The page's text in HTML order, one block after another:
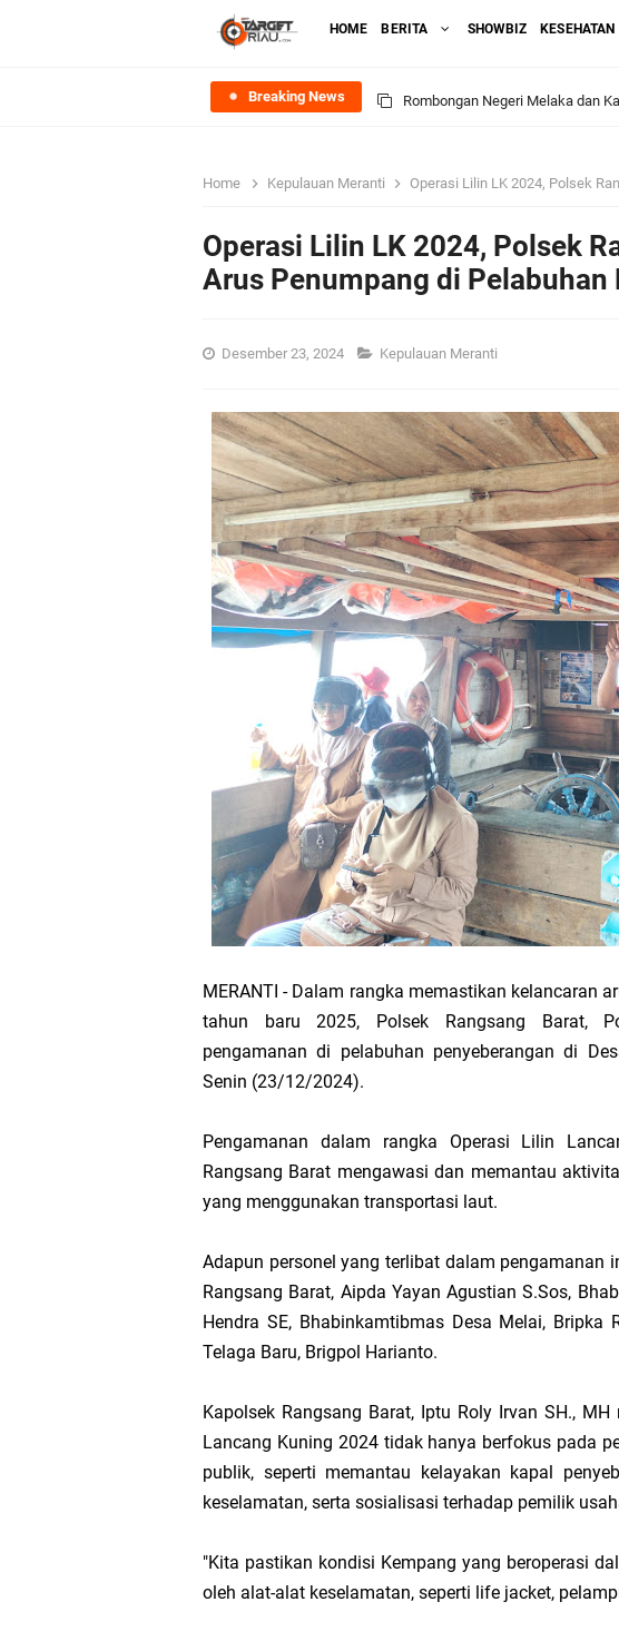
HOME BERITA SHOWBIZ KESEHATAN
Breaking News Rombongan Negeri Melaka dan
DPRD Kepulauan Meranti
PTPN IV Regional VI Kebun
Bupati Asmar Tegaskan MoU
Wacana Pemekaran Kembali
Baru
Bupati Asmar dan PLN UP3
Pemerintah Kabupaten
Pemkab Meranti dan Unilak
133 Personel Berprestasi
Pengurus PWI Kepulauan
Wabup Muzamil Bahas
Hak DBH
Hari Mangrove Sedunia, Yayasan
Audiensi Bupati Asmar Berbuah
Feni Utami Angkat Suara, Lagi-
Camat Pulau Merbau
Pelepasan TEP 2026 IPB
AKBP Gede Adi Pimpin Apel
Home Kepulauan Meranti Operasi Lilin LK 2024, Polsek Rangsang
Operasi Lilin LK 2024, Polsek
Arus Penumpang di Pelabuhan
Desember 23, 2024 Kepulauan Meranti
MERANTI - Dalam rangka memastikan kelancaran
tahun baru 2025, Polsek Rangsang Barat,
pengamanan di pelabuhan penyeberangan di
Senin (23/12/2024).
Pengamanan dalam rangka Operasi Lilin
Rangsang Barat mengawasi dan memantau
yang menggunakan transportasi laut.
Adapun personel yang terlibat dalam pengamanan
Rangsang Barat, Aipda Yayan Agustian S.Sos,
Hendra SE, Bhabinkamtibmas Desa Melai,
Telaga Baru, Brigpol Harianto.
Kapolsek Rangsang Barat, Iptu Roly Irvan SH.,
Lancang Kuning 2024 tidak hanya berfokus pada
publik, seperti memantau kelayakan kapal
keselamatan, serta sosialisasi terhadap pemilik
"Kita pastikan kondisi Kempang yang beroperasi
oleh alat-alat keselamatan, seperti life jacket,